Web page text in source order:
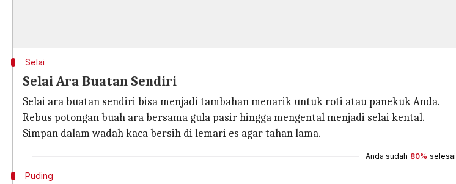
Selai
Selai Ara Buatan Sendiri
Selai ara buatan sendiri bisa menjadi tambahan menarik untuk roti atau panekuk Anda.
Rebus potongan buah ara bersama gula pasir hingga mengental menjadi selai kental.
Simpan dalam wadah kaca bersih di lemari es agar tahan lama.
Anda sudah 80% selesai
Puding